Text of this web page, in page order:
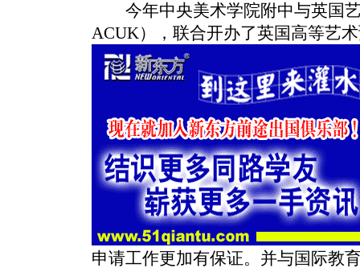
今年中央美术学院附中与英国艺
ACUK），联合开办了英国高等艺
申请工作更加有保证。并与国际教